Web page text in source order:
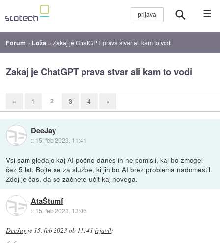
☰
Forum » Loža »Zakaj je ChatGPT prava stvar ali kam to vodi
Zakaj je ChatGPT prava stvar ali kam to vodi
« 1 2 3 4 »
DeeJay
:: 15. feb 2023, 11:41
Vsi sam gledajo kaj AI počne danes in ne pomisli, kaj bo zmogel
čez 5 let. Bojte se za službe, ki jih bo AI brez problema nadomestil.
Zdej je čas, da se začnete učit kaj novega.
AtaŠtumf
:: 15. feb 2023, 13:06
DeeJay je 15. feb 2023 ob 11:41 izjavil: